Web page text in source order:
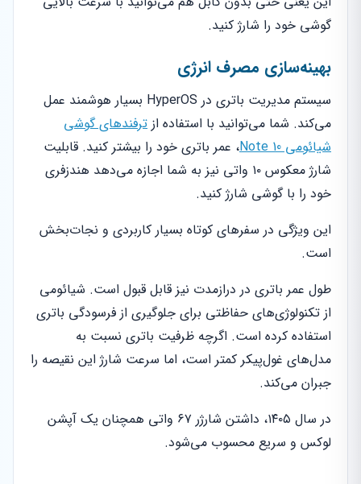
گوشی خود را شارژ کنید.
بهینه‌سازی مصرف انرژی
سیستم مدیریت باتری در HyperOS بسیار هوشمند عمل
می‌کند. شما می‌توانید با استفاده از ترفندهای گوشی
شیائومی Note 10
، عمر باتری خود را بیشتر کنید. قابلیت
شارژ معکوس ۱۰ واتی نیز به شما اجازه می‌دهد هندزفری
خود را با گوشی شارژ کنید.
این ویژگی در سفرهای کوتاه بسیار کاربردی و نجات‌بخش
است.
طول عمر باتری در درازمدت نیز قابل قبول است. شیائومی
از تکنولوژی‌های حفاظتی برای جلوگیری از فرسودگی باتری
استفاده کرده است. اگرچه ظرفیت باتری نسبت به
مدل‌های غول‌پیکر کمتر است، اما سرعت شارژ این نقیصه را
جبران می‌کند.
در سال ۱۴۰۵، داشتن شارژر ۶۷ واتی همچنان یک آپشن
لوکس و سریع محسوب می‌شود.